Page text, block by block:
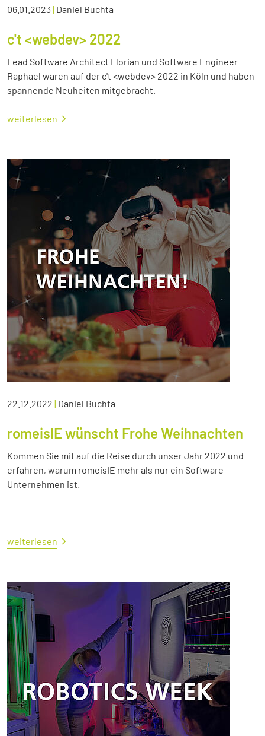
06.01.2023| Daniel Buchta
c't <webdev> 2022
Lead Software Architect Florian und Software Engineer
Raphael waren auf der c't <webdev> 2022 in Köln und haben
spannende Neuheiten mitgebracht.
weiterlesen
22.12.2022 | Daniel Buchta
romeisIE wünscht Frohe Weihnachten
Kommen Sie mit auf die Reise durch unser Jahr 2022 und
erfahren, warum romeisIE mehr als nur ein Software-
Unternehmen ist.
weiterlesen